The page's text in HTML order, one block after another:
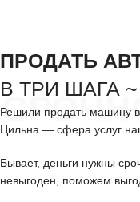
ПРОДАТЬ
В ТРИ ШАГА ~
Решили продать машину
Цильна — сфера услуг
Бывает, деньги нужны
невыгоден, поможем